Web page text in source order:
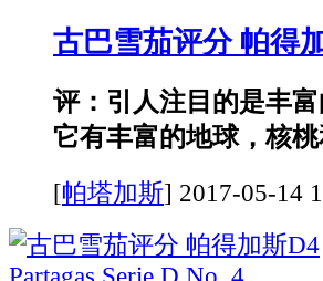
古巴雪茄评分 帕得
评：引人注目的是丰
它有丰富的地球，核
[帕塔加斯] 2017-05-